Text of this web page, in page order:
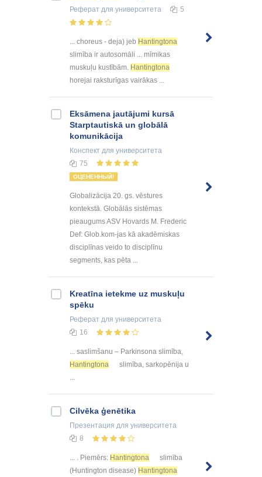
Реферат для университета 5
... choreus - deja) jeb Hantingtona
slimība ir autosomāli ... mīmikas
muskuļu kustībām. Hantingtona
horejai raksturīgas vairākas ...
Eksāmena jautājumi kursā
Starptautiskā un globālā
komunikācija
Конспект для университета
75
ОЦЕНЕННЫЙ!
Globalizācija 20. gs. vēstures
kontekstā. Globālās sistēmas
pieaugums ASV Hovards M. Frederic
Def: Glob.kom-jas kā akadēmiskas
disciplīnas veido to disciplīnu
segments, kas pēta ...
Kreatīna ietekme uz muskuļu
spēku
Реферат для университета
16
... saslimšanu – Parkinsona slimība,
Hantingtona
slimība, sarkopēnija u
...
Cilvēka ģenētika
Презентация для университета
8
... . Piemērs: Hantingtona
slimība
(Huntington disease) Hantingtona